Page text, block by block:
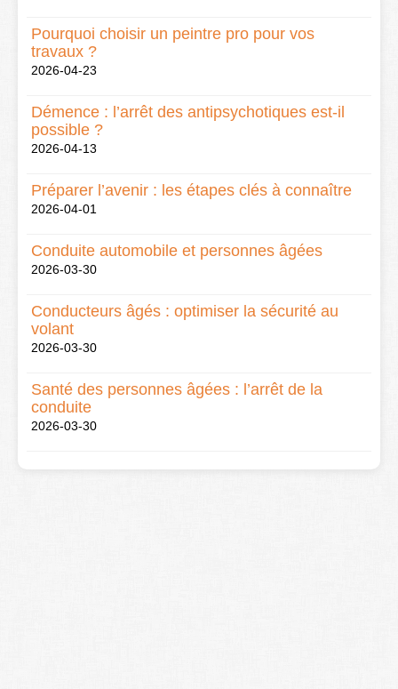
Pourquoi choisir un peintre pro pour vos
travaux ?
2026-04-23
Démence : l’arrêt des antipsychotiques est-il
possible ?
2026-04-13
Préparer l’avenir : les étapes clés à connaître
2026-04-01
Conduite automobile et personnes âgées
2026-03-30
Conducteurs âgés : optimiser la sécurité au
volant
2026-03-30
Santé des personnes âgées : l’arrêt de la
conduite
2026-03-30